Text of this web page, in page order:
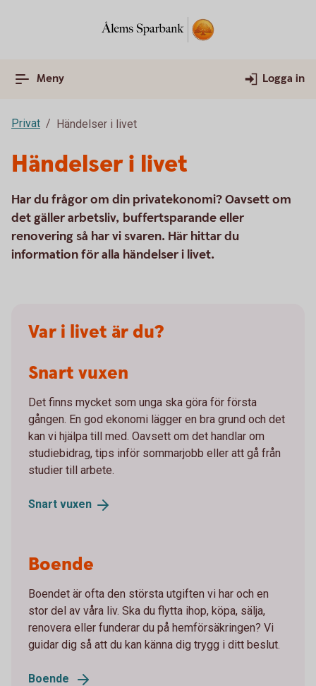
Meny Logga in
Privat Händelser i livet
Händelser i livet
Har du frågor om din privatekonomi? Oavsett om
det gäller arbetsliv, buffertsparande eller
renovering så har vi svaren. Här hittar du
information för alla händelser i livet.
Var i livet är du?
Snart vuxen
Det finns mycket som unga ska göra för första
gången. En god ekonomi lägger en bra grund och det
kan vi hjälpa till med. Oavsett om det handlar om
studiebidrag, tips inför sommarjobb eller att gå från
studier till arbete.
Snart vuxen
Boende
Boendet är ofta den största utgiften vi har och en
stor del av våra liv. Ska du flytta ihop, köpa, sälja,
renovera eller funderar du på hemförsäkringen? Vi
guidar dig så att du kan känna dig trygg i ditt beslut.
Boende